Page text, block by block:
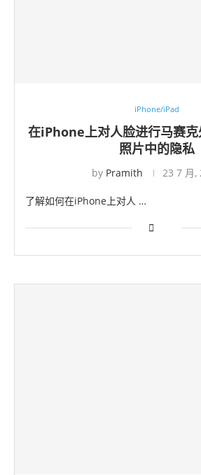
iPhone/iPad
在iPhone上对人脸进行马赛
照片中的隐私
by Pramith 23 7 月,
了解如何在iPhone上对人 …